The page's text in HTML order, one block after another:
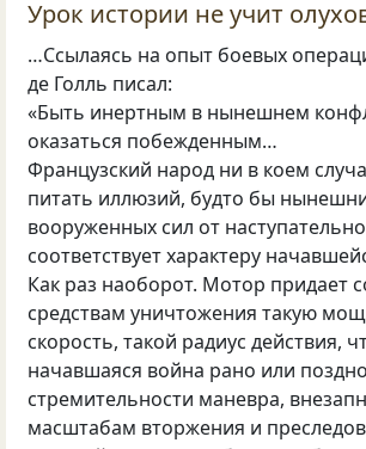
Урок истории не учит
…Ссылаясь на опыт боевых
де Голль писал:
«Быть инертным в нынешнем
оказаться побежденным…
Французский народ ни в коем
питать иллюзий, будто бы
вооруженных сил от
соответствует характеру
Как раз наоборот. Мотор придает
средствам уничтожения такую
скорость, такой радиус действия,
начавшаяся война рано или
стремительности маневра,
масштабам вторжения и